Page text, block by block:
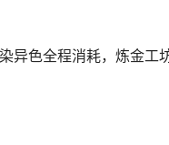
色全程消耗，炼金工